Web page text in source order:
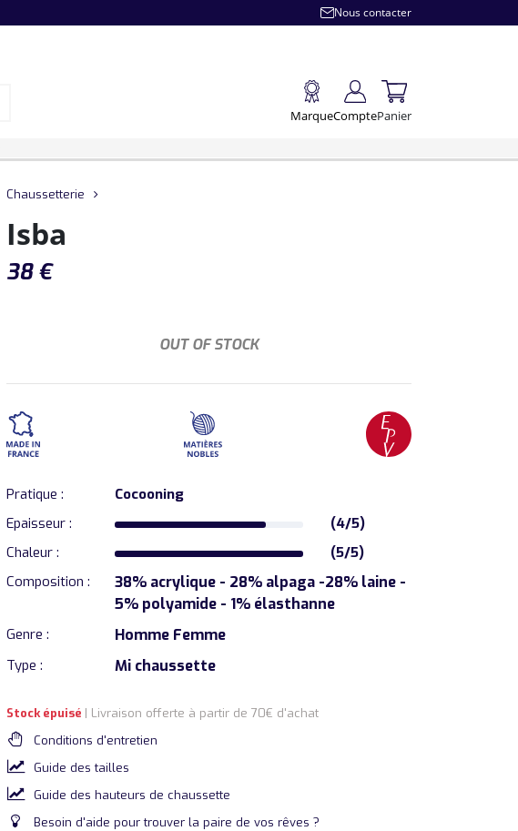
Nous contacter
MarqueComptePanier
Chaussetterie
Isba
38 €
OUT OF STOCK
Pratique :
Cocooning
Epaisseur :
(4/5)
Chaleur :
(5/5)
Composition :
38% acrylique - 28% alpaga -28% laine -
5% polyamide - 1% élasthanne
Genre : Homme Femme
Type : Mi chaussette
Stock épuisé | Livraison offerte à partir de 70€ d'achat
Conditions d'entretien
Guide des tailles
Guide des hauteurs de chaussette
Besoin d'aide pour trouver la paire de vos rêves ?